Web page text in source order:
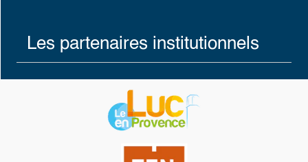
Les partenaires institutionnels